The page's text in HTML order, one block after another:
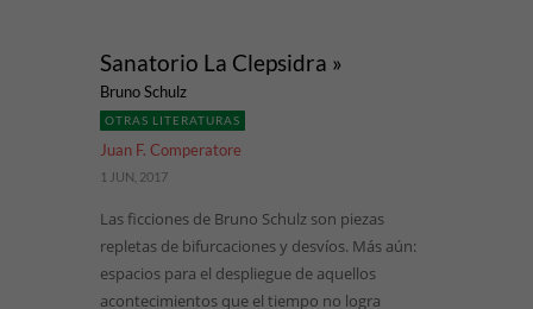
Sanatorio La Clepsidra »
Bruno Schulz
OTRAS LITERATURAS
Juan F. Comperatore
1 JUN, 2017
Las ficciones de Bruno Schulz son piezas
repletas de bifurcaciones y desvíos. Más aún:
espacios para el despliegue de aquellos
acontecimientos que el tiempo no logra